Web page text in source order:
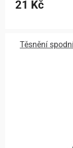
21 Kč
Těsnění